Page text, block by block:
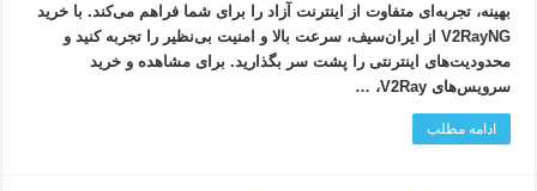
بهینه، تجربه‌ای متفاوت از اینترنت آزاد را برای شما فراهم می‌کند. با خرید
V2RayNG از ایران‌سیف، سرعت بالا و امنیت بی‌نظیر را تجربه کنید و
محدودیت‌های اینترنتی را پشت سر بگذارید. برای مشاهده و خرید
سرویس‌های V2Ray، …
ادامه مطلب